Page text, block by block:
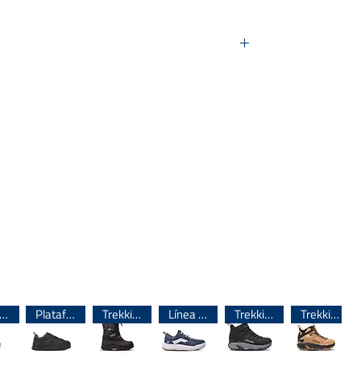
Línea importada 🌎 Plataforma Trekking Línea importada 🌎 Trekking Trekking